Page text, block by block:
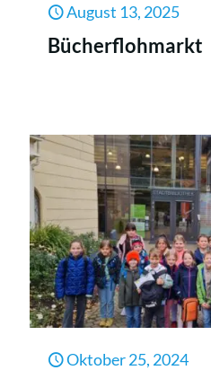
August 13, 2025
Bücherflohmarkt
Oktober 25, 2024